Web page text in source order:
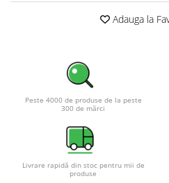
Adauga la
Peste 4000 de produse de la peste
300 de mărci
Livrare rapidă din stoc pentru mii de
produse